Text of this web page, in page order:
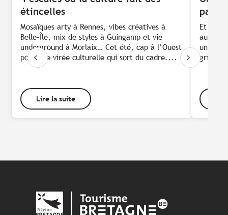
étincelles
Mosaïques arty à Rennes, vibes créatives à
Belle-Île, mix de styles à Guingamp et vie
underground à Morlaix… Cet été, cap à l’Ouest
pour une virée culturelle qui sort du cadre....
Lire la suite
Et si
unique,
grimper